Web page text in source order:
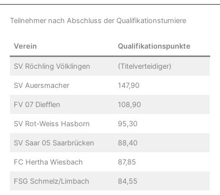
Teilnehmer nach Abschluss der Qualifikationsturniere
Verein Qualifikationspunkte
SV Röchling Völklingen (Titelverteidiger)
SV Auersmacher 147,90
FV 07 Diefflen 108,90
SV Rot-Weiss Hasborn 95,30
SV Saar 05 Saarbrücken 88,40
FC Hertha Wiesbach 87,85
FSG Schmelz/Limbach 84,55